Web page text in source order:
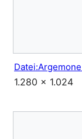
1.280 × 1.024